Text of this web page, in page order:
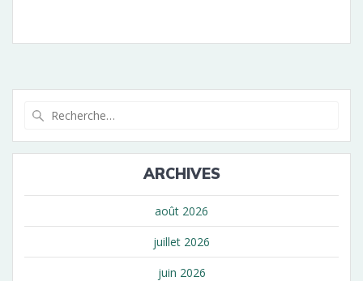
:
ARCHIVES
août 2026
juillet 2026
juin 2026